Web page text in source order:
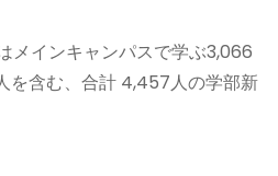
メインキャンパスで学ぶ3,066
を含む、合計 4,457人の学部新